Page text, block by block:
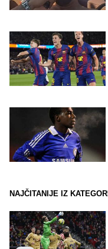
NAJČITANIJE IZ